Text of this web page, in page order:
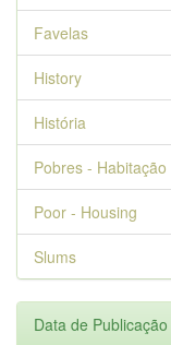
Favelas
History
História
Pobres - Habitação
Poor - Housing
Slums
Data de Publicação